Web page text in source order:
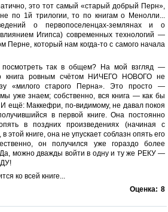
это тот самый «старый добрый Перн»,
по 1й трилогии, то по книгам о Менолли...
о первопоселенцах-землянах и о
Игипса) современных технологий —
Перне, который нам когда-то с самого начала
так в общем? На мой взгляд —
книга ровным счётом НИЧЕГО НОВОГО не
«милого старого Перна». Это просто —
мы уже знаем; собственно, вся книга — как бы
ещё: Маккефри, по-видимому, не давал покоя
в первой книге. Она постоянно
в поздних произведениях (начиная с
этой книге, она не упускает соблазн опять его
он получился уже гораздо более
можно дважды войти в одну и ту же РЕКУ —
ко всей книге...
Оценка: 8